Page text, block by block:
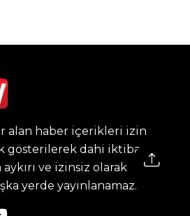
alan haber içerikleri izin
gösterilerek dahi iktibas
ve izinsiz olarak
yerde yayınlanamaz.